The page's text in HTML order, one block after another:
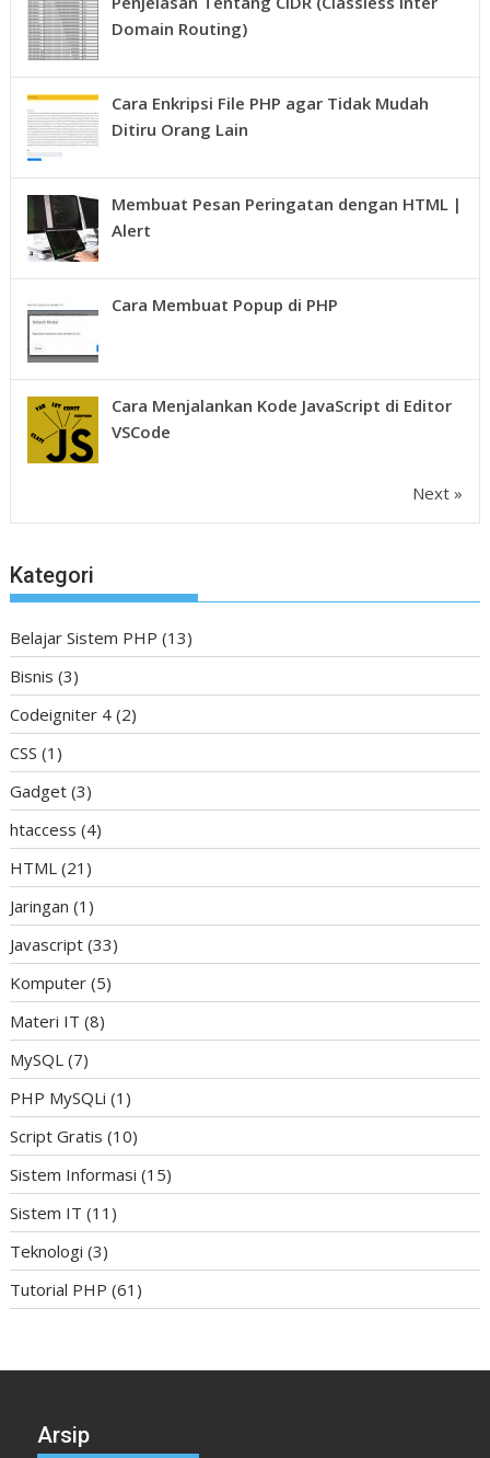
Domain Routing)
Cara Enkripsi File PHP agar Tidak Mudah
Ditiru Orang Lain
Membuat Pesan Peringatan dengan HTML |
Alert
Cara Membuat Popup di PHP
Cara Menjalankan Kode JavaScript di Editor
VSCode
Next »
Kategori
Belajar Sistem PHP (13)
Bisnis (3)
Codeigniter 4 (2)
CSS (1)
Gadget (3)
htaccess (4)
HTML (21)
Jaringan (1)
Javascript (33)
Komputer (5)
Materi IT (8)
MySQL (7)
PHP MySQLi (1)
Script Gratis (10)
Sistem Informasi (15)
Sistem IT (11)
Teknologi (3)
Tutorial PHP (61)
Arsip